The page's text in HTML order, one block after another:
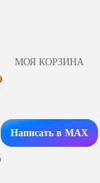
МОЯ КОРЗИНА
Заказать звонок
Написать в MAX